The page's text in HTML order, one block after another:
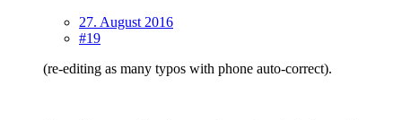
27. August 2016
#19
(re-editing as many typos with phone auto-correct).